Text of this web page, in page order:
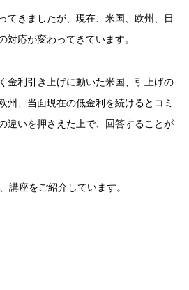
てきましたが、現在、米国、欧州、日
対応が変わってきています。
金利引き上げに動いた米国、引上げの
州、当面現在の低金利を続けるとコミ
違いを押さえた上で、回答することが
講座をご紹介しています。